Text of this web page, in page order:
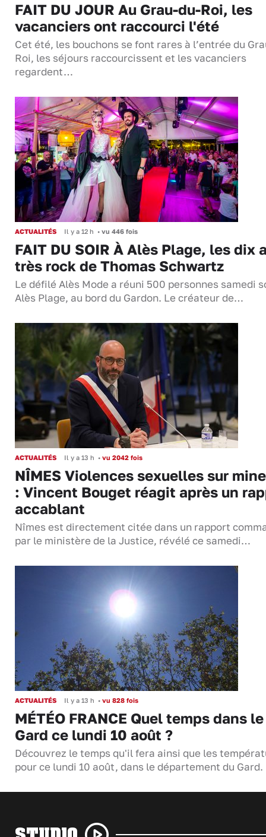
FAIT DU JOUR Au Grau-du-Roi, les
vacanciers ont raccourci l'été
Cet été, les bouchons se font rares à l’entrée du
Roi, les séjours raccourcissent et les vacanciers
regardent…
ACTUALITÉS Il y a 12 h • vu 446 fois
FAIT DU SOIR À Alès Plage, les dix
très rock de Thomas Schwartz
Le défilé Alès Mode a réuni 500 personnes samedi
Alès Plage, au bord du Gardon. Le créateur de…
ACTUALITÉS Il y a 13 h • vu 2042 fois
NÎMES Violences sexuelles sur
: Vincent Bouget réagit après un
accablant
Nîmes est directement citée dans un rapport
par le ministère de la Justice, révélé ce samedi…
ACTUALITÉS Il y a 13 h • vu 828 fois
MÉTÉO FRANCE Quel temps dans le
Gard ce lundi 10 août ?
Découvrez le temps qu'il fera ainsi que les
pour ce lundi 10 août, dans le département du Gard.